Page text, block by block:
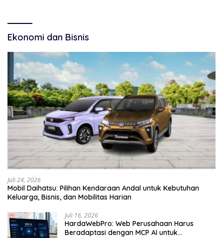
Ekonomi dan Bisnis
Juli 24, 2026
Mobil Daihatsu: Pilihan Kendaraan Andal untuk Kebutuhan
Keluarga, Bisnis, dan Mobilitas Harian
Juli 16, 2026
HardaWebPro: Web Perusahaan Harus
Beradaptasi dengan MCP AI untuk